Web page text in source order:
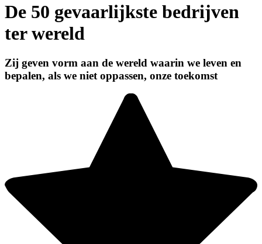
De 50 gevaarlijkste bedrijven
ter wereld
Zij geven vorm aan de wereld waarin we leven en
bepalen, als we niet oppassen, onze toekomst